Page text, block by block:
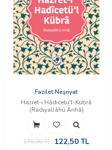
Fazilet Neşriyat
Hazret-i Hâdicetü'l-Kübrâ
(Radıyallâhü Anhâ)
175,00TL 122,50 TL